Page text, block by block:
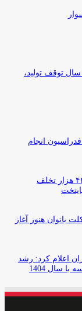
برند قدیمی موربیدلی (Morbidelli) پس از ۴۰ سال توقف تولید،
انجام
فاجعه موتورسواری در ایران: اعمال قانون ۴۴۱ هزار تخلف
بانوان هنوز آغاز
اعلام کرد: رشد